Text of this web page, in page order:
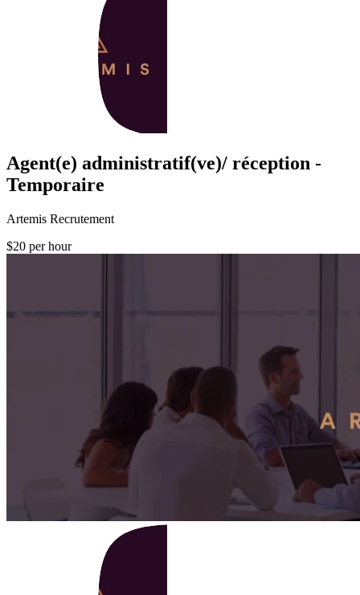
Agent(e) administratif(ve)/ réception -
Temporaire
Artemis Recrutement
$20 per hour